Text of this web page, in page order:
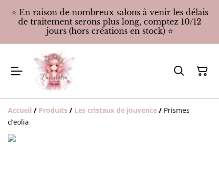
⭐️ En raison de nombreux salons à venir les délais
de traitement serons plus long, comptez 10/12
jours (hors créations en stock) ⭐️
Accueil / Produits / Les cristaux de jouvence / Prismes
d’eolia